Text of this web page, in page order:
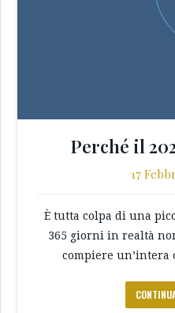
Perché il
17
È tutta colpa di una
365 giorni in realtà
compiere un’intera